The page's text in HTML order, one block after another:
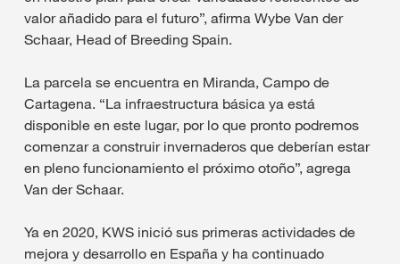
valor añadido para el futuro”, afirma Wybe Van der
Schaar, Head of Breeding Spain.
La parcela se encuentra en Miranda, Campo de
Cartagena. “La infraestructura básica ya está
disponible en este lugar, por lo que pronto podremos
comenzar a construir invernaderos que deberían estar
en pleno funcionamiento el próximo otoño”, agrega
Van der Schaar.
Ya en 2020, KWS inició sus primeras actividades de
mejora y desarrollo en España y ha continuado